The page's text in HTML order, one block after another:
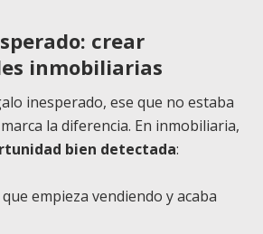
crear
inmobiliarias
inesperado, ese que no estaba
la diferencia. En inmobiliaria,
bien detectada:
empieza vendiendo y acaba